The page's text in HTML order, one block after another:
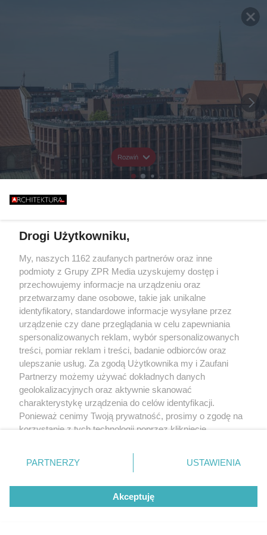
Rozwiń
Drogi Użytkowniku,
My, naszych 1162 zaufanych partnerów oraz inne
podmioty z Grupy ZPR Media uzyskujemy dostęp i
przechowujemy informacje na urządzeniu oraz
przetwarzamy dane osobowe, takie jak unikalne
identyfikatory, standardowe informacje wysyłane przez
urządzenie czy dane przeglądania w celu zapewniania
spersonalizowanych reklam, wybór spersonalizowanych
treści, pomiar reklam i treści, badanie odbiorców oraz
ulepszanie usług. Za zgodą Użytkownika my i Zaufani
Partnerzy możemy używać dokładnych danych
geolokalizacyjnych oraz aktywnie skanować
charakterystykę urządzenia do celów identyfikacji.
Ponieważ cenimy Twoją prywatność, prosimy o zgodę na
korzystanie z tych technologii poprzez kliknięcie
zmienić/wycofać klikając przycisk ustawień prywatności
znajdujący się w lewym dolnym rogu strony
rodzaje przetwarzania danych nie wymagają zgody
użytkownika, ale masz prawo sprzeciwić się takiemu
przetwarzaniu. Preferencje będą miały zastosowanie tylko
PARTNERZY USTAWIENIA
Akceptuję